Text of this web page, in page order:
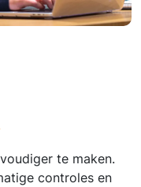
te maken.
controles en